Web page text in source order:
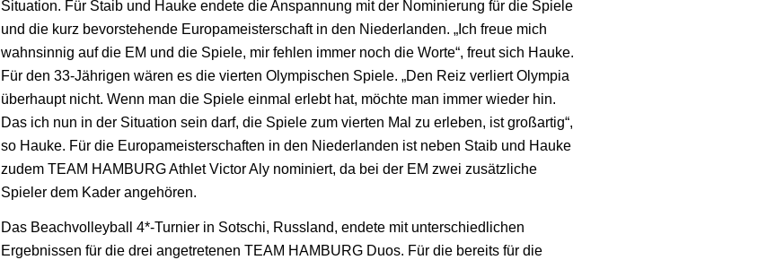
Situation. Für Staib und Hauke endete die Anspannung mit der Nominierung für die Spiele
und die kurz bevorstehende Europameisterschaft in den Niederlanden. „Ich freue mich
wahnsinnig auf die EM und die Spiele, mir fehlen immer noch die Worte“, freut sich Hauke.
Für den 33-Jährigen wären es die vierten Olympischen Spiele. „Den Reiz verliert Olympia
überhaupt nicht. Wenn man die Spiele einmal erlebt hat, möchte man immer wieder hin.
Das ich nun in der Situation sein darf, die Spiele zum vierten Mal zu erleben, ist großartig“,
so Hauke. Für die Europameisterschaften in den Niederlanden ist neben Staib und Hauke
zudem TEAM HAMBURG Athlet Victor Aly nominiert, da bei der EM zwei zusätzliche
Spieler dem Kader angehören.
Das Beachvolleyball 4*-Turnier in Sotschi, Russland, endete mit unterschiedlichen
Ergebnissen für die drei angetretenen TEAM HAMBURG Duos. Für die bereits für die